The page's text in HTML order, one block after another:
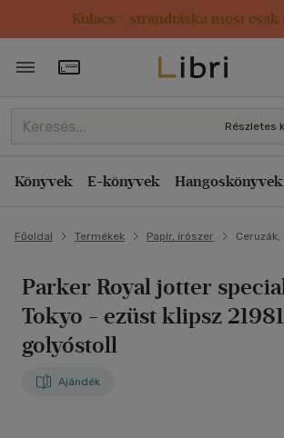
Kulacs / strandtáska most csak
Törzsvásárlói Kártya adatai
Részletes
Könyvek E-könyvek Hangoskönyvek
Főoldal Termékek Papír, írószer
Parker Royal jotter
Tokyo - ezüst klipsz
golyóstoll
Ajándék